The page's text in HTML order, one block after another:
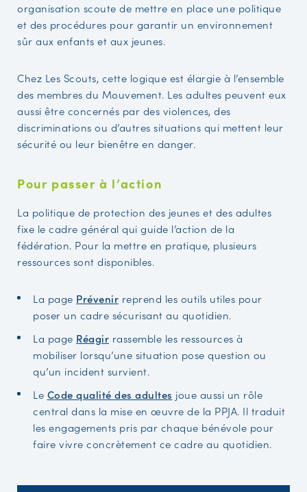
organisation scoute de mettre en place une politique
et des procédures pour garantir un environnement
sûr aux enfants et aux jeunes.
Chez Les Scouts, cette logique est élargie à l’ensemble
des membres du Mouvement. Les adultes peuvent eux
aussi être concernés par des violences, des
discriminations ou d’autres situations qui mettent leur
sécurité ou leur bienêtre en danger.
Pour passer à l’action
La politique de protection des jeunes et des adultes
fixe le cadre général qui guide l’action de la
fédération. Pour la mettre en pratique, plusieurs
ressources sont disponibles.
La page Prévenir reprend les outils utiles pour
poser un cadre sécurisant au quotidien.
La page Réagir rassemble les ressources à
mobiliser lorsqu’une situation pose question ou
qu’un incident survient.
Le Code qualité des adultes joue aussi un rôle
central dans la mise en œuvre de la PPJA. Il traduit
les engagements pris par chaque bénévole pour
faire vivre concrètement ce cadre au quotidien.